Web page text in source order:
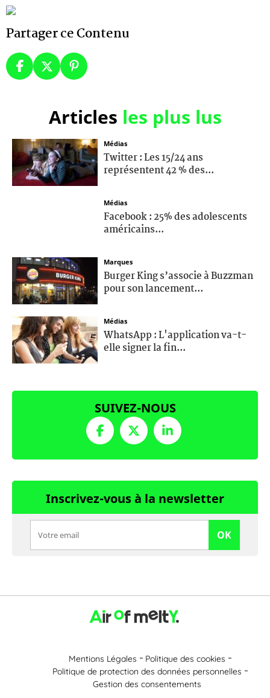
Partager ce Contenu
Articles les plus lus
Médias
Twitter : Les 15/24 ans
représentent 42 % des...
Médias
Facebook : 25% des adolescents
américains...
Marques
Burger King s’associe à Buzzman
pour son lancement...
Médias
WhatsApp : L'application va-t-
elle signer la fin...
SUIVEZ-NOUS
Inscrivez-vous à la newsletter
OK
Mentions Légales
Politique des cookies
Politique de protection des données personnelles
Gestion des consentements